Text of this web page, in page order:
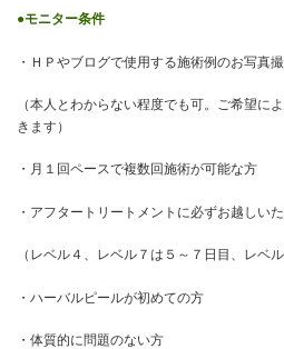
●モニター条件
・ＨＰやブログで使用する施術例のお写真
（本人とわからない程度でも可。ご希望に
きます）
・月１回ペースで複数回施術が可能な方
・アフタートリートメントに必ずお越しい
（レベル４、レベル７は５～７日目、レベ
・ハーバルピールが初めての方
・体質的に問題のない方